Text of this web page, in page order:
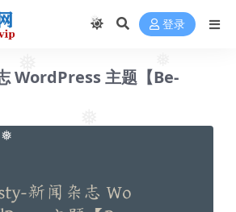
❅
❅ ❅
❅ 登录
WordPress 主题【Be-